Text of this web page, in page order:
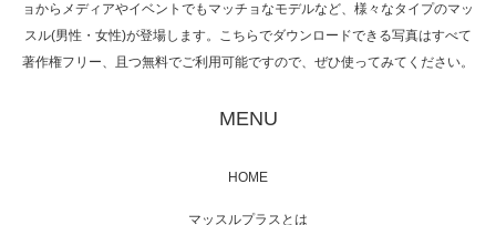
映画「メカバース」舞台挨拶へマッスルプラ
ョからメディアやイベントでもマッチョなモデルなど、様々なタイプのマッ
スル(男性・女性)が登場します。こちらでダウンロードできる写真はすべて
著作権フリー、且つ無料でご利用可能ですので、ぜひ使ってみてください。
MENU
HOME
マッスルプラスとは